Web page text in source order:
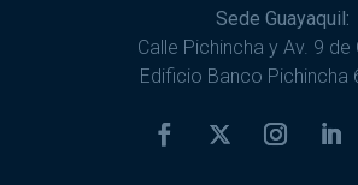
Sede Guayaquil:
Calle Pichincha y Av. 9 de
Edificio Banco Pichincha